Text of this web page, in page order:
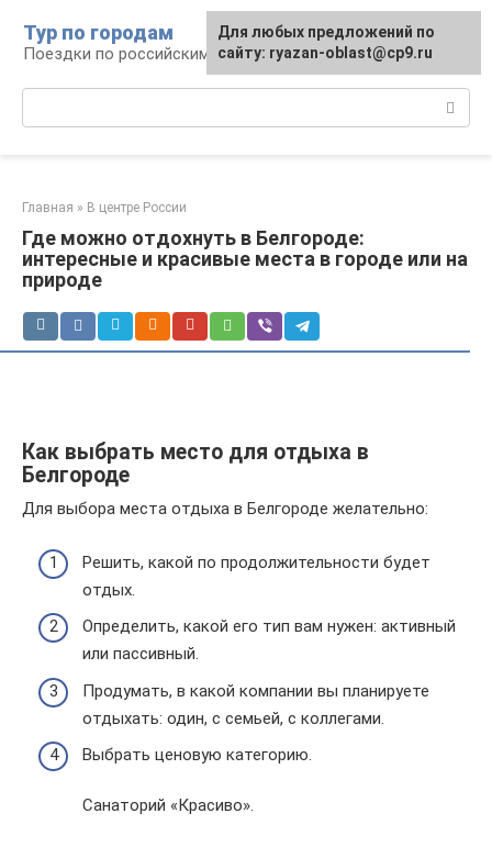
контенту
Тур по городам
Поездки по российским городам
Главная » В центре России
Где можно отдохнуть в Белгороде:
интересные и красивые места в городе или на
природе
Как выбрать место для отдыха в
Белгороде
Для выбора места отдыха в Белгороде желательно:
Решить, какой по продолжительности будет
отдых.
Определить, какой его тип вам нужен: активный
или пассивный.
Продумать, в какой компании вы планируете
отдыхать: один, с семьей, с коллегами.
Выбрать ценовую категорию.
Санаторий «Красиво».
Для любых предложений по
сайту: ryazan-oblast@cp9.ru